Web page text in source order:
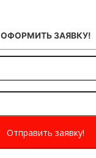
ОФОРМИТЬ ЗАЯВКУ!